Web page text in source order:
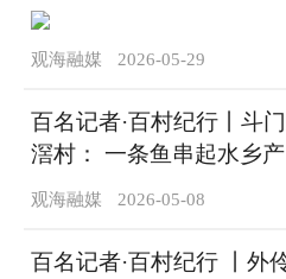
观海融媒 2026-05-29
百名记者·百村纪行丨斗
滘村： 一条鱼串起水乡
与文脉
观海融媒 2026-05-08
百名记者·百村纪行 丨外